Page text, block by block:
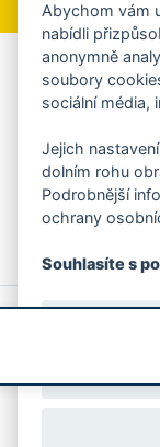
Chcete
ankety,
© 2026 Magistrát
Abychom vám
nabídli
anonymně
soubory
sociální média,
Jejich
dolním rohu
Podrobnější
ochrany
Souhlasíte s